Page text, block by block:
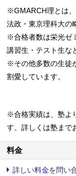
※GMARCH理とは、
法政・東京理科大の
※合格者数は栄光ゼ
講習生・テスト生な
※その他多数の生徒
割愛しています。
※合格実績は、塾よ
す。詳しくは塾まで
料金
詳しい料金を問い